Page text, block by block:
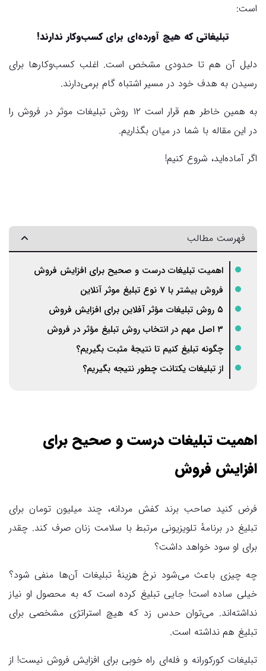
است:
تبلیغاتی که هیچ آورده‌ای برای کسب‌وکار ندارند!
دلیل آن هم تا حدودی مشخص است. اغلب کسب‌وکارها برای
رسیدن به هدف خود در مسیر اشتباه گام برمی‌دارند.
به همین خاطر هم قرار است ۱۲ روش تبلیغات موثر در فروش را
در این مقاله با شما در میان بگذاریم.
اگر آماده‌اید، شروع کنیم!
فهرست مطالب
اهمیت تبلیغات درست و صحیح برای افزایش فروش
فروش بیشتر با ۷ نوع تبلیغ موثر آنلاین
۵ روش تبلیغات مؤثر آفلاین برای افزایش فروش
۳ اصل مهم در انتخاب روش تبلیغ مؤثر در فروش
چگونه تبلیغ کنیم تا نتیجهٔ مثبت بگیریم؟
از تبلیغات یکتانت چطور نتیجه بگیریم؟
اهمیت تبلیغات درست و صحیح برای
افزایش فروش
فرض کنید صاحب برند کفش مردانه، چند میلیون تومان برای
تبلیغ در برنامهٔ تلویزیونی مرتبط با سلامت زنان صرف کند. چقدر
برای او سود خواهد داشت؟
چه چیزی باعث می‌شود نرخ هزینهٔ تبلیغات آن‌ها منفی شود؟
خیلی ساده است! جایی تبلیغ کرده است که به محصول او نیاز
نداشته‌اند. می‌توان حدس زد که هیچ استراتژی مشخصی برای
تبلیغ هم نداشته است.
تبلیغات کورکورانه و فله‌ای راه خوبی برای افزایش فروش نیست! از